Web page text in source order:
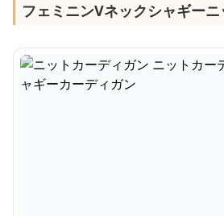
フェミニンVネックシャギー